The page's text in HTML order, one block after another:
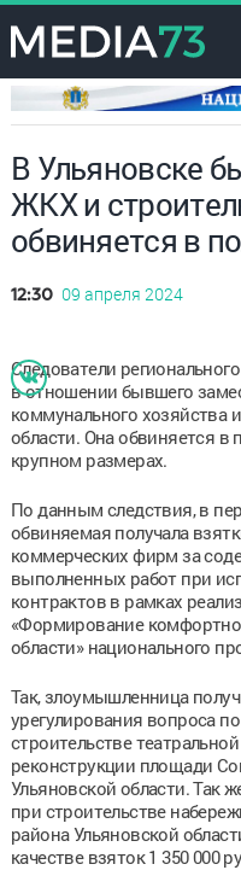
В Ульяновске
ЖКХ и
обвиняется в
12:30 09 апреля 2024
Следователи
в отношении бывшего
коммунального хозяйства
области. Она обвиняется в
крупном размерах.
По данным следствия, в
обвиняемая получала
коммерческих фирм за
выполненных работ при
контрактов в рамках
«Формирование
области» национального
Так, злоумышленница
урегулирования вопроса
строительстве
реконструкции площади
Ульяновской области. Так
при строительстве
района Ульяновской
качестве взяток 1 350 000